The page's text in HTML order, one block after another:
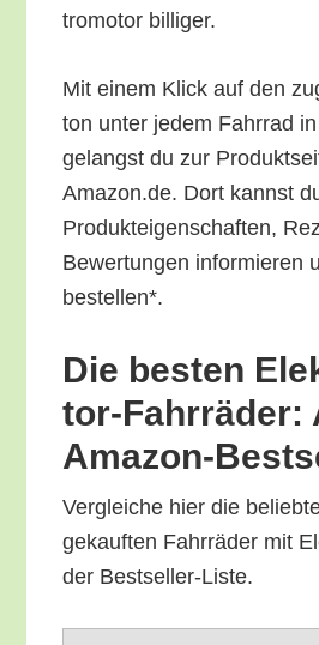
tro­mo­tor billiger.
Mit einem Klick auf den
ton unter jedem Fahr­rad
gelangst du zur
Amazon.de. Dort kannst
Pro­duk­tei­gen­schaf­ten,
Bewer­tun­gen infor­mie­ren
bestellen*.
Die bes­ten
tor-Fahr­rä­der:
Amazon-
Ver­glei­che hier die
ge­kauf­ten Fahr­rä­der mit
der Bestseller-Liste.